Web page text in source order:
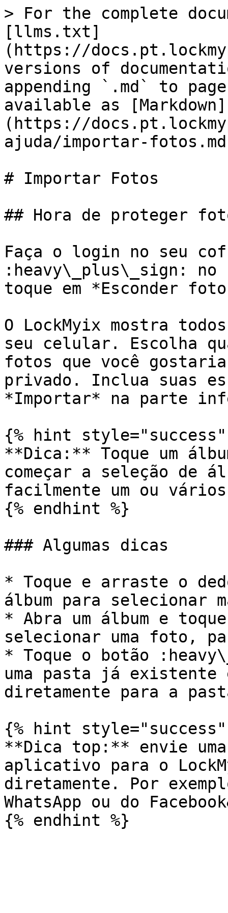
> For the complete
[llms.txt]
(https://
versions of
appending `.md` to
available as [Markdown]
(https://
ajuda/importar-
# Importar Fotos
## Hora de proteger
Faça o login no seu
:heavy\_plus\_sign:
toque em *Esconder
O LockMyix mostra
seu celular. Escolha
fotos que você
privado. Inclua suas
*Importar* na parte
{% hint style="success"
**Dica:** Toque um
começar a seleção de
facilmente um ou
{% endhint %}
### Algumas dicas
* Toque e arraste o
álbum para selecionar
* Abra um álbum e
selecionar uma foto,
* Toque o botão
uma pasta já existente
diretamente para a
{% hint style="success"
**Dica top:** envie
aplicativo para o
diretamente. Por
WhatsApp ou do